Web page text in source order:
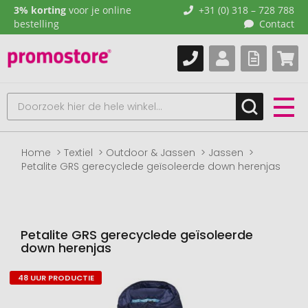
3% korting voor je online
bestelling
+31 (0) 318 – 728 788
Contact
Home Textiel Outdoor & Jassen
Jassen
Petalite GRS gerecyclede geïsoleerde down herenjas
Petalite GRS gerecyclede geïsoleerde
down herenjas
Naar
48 UUR PRODUCTIE